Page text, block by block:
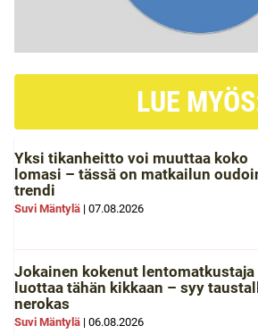
LUE
Yksi tikanheitto voi muuttaa koko
lomasi – tässä on matkailun
trendi
Suvi Mäntylä | 07.08.2026
Jokainen kokenut lentomatkustaja
luottaa tähän kikkaan – syy
nerokas
Suvi Mäntylä | 06.08.2026